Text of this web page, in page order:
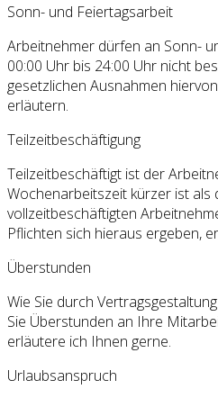
Sonn- und Feiertagsarbeit
Arbeitnehmer dürfen an Sonn-
00:00 Uhr bis 24:00 Uhr nicht
gesetzlichen Ausnahmen
erläutern.
Teilzeitbeschäftigung
Teilzeitbeschäftigt ist der
Wochenarbeitszeit kürzer ist als
vollzeitbeschäftigten
Pflichten sich hieraus ergeben,
Überstunden
Wie Sie durch
Sie Überstunden an Ihre
erläutere ich Ihnen gerne.
Urlaubsanspruch